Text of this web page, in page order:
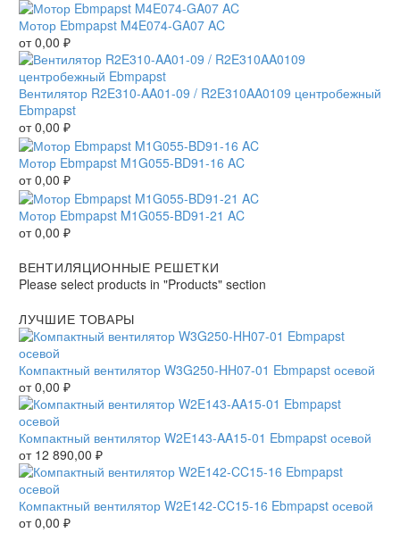
Мотор Ebmpapst M4E074-GA07 AC
от0,00 ₽
Вентилятор R2E310-AA01-09 / R2E310AA0109 центробежный
Ebmpapst
от0,00 ₽
Мотор Ebmpapst M1G055-BD91-16 AC
от0,00 ₽
Мотор Ebmpapst M1G055-BD91-21 AC
от0,00 ₽
ВЕНТИЛЯЦИОННЫЕ РЕШЕТКИ
Please select products in "Products" section
ЛУЧШИЕ ТОВАРЫ
Компактный вентилятор W3G250-HH07-01 Ebmpapst осевой
от0,00 ₽
Компактный вентилятор W2E143-AA15-01 Ebmpapst осевой
от 12 890,00 ₽
Компактный вентилятор W2E142-CC15-16 Ebmpapst осевой
от0,00 ₽